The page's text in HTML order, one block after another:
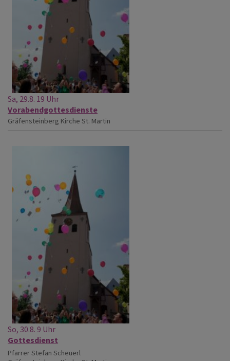
Sa, 29.8. 19 Uhr
Vorabendgottesdienste
Gräfensteinberg Kirche St. Martin
So, 30.8. 9 Uhr
Gottesdienst
Pfarrer Stefan Scheuerl